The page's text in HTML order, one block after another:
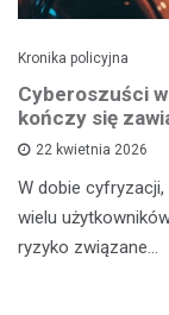
Kronika policyjna
Cyberoszuści
kończy się
22 kwietnia 2026
W dobie
wielu
ryzyko związane…